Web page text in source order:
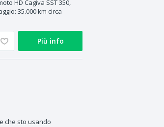
HD Cagiva SST 350,
35.000 km circa
Più info
che sto usando